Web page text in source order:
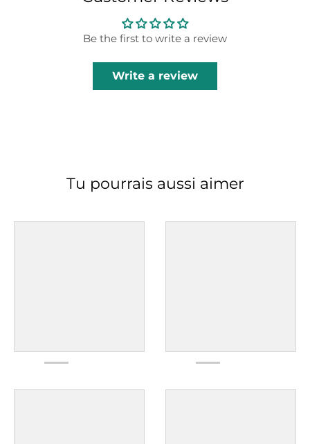
Be the first to write a review
Write a review
Tu pourrais aussi aimer